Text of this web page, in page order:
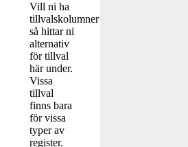
Vill ni ha
tillvalskolumner
så hittar ni
alternativ
för tillval
här under.
Vissa
tillval
finns bara
för vissa
typer av
register.